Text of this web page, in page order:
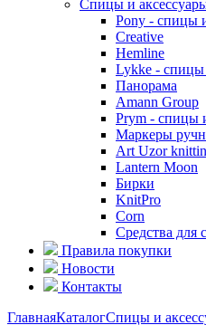
Спицы и
Pony - спицы
Creative
Hemline
Lykke - спицы
Панорама
Amann Group
Prym - спицы
Маркеры
Art Uzor
Lantern Moon
Бирки
KnitPro
Corn
Средства для
Правила покупки
Новости
Контакты
ГлавнаяКаталогСпицы и